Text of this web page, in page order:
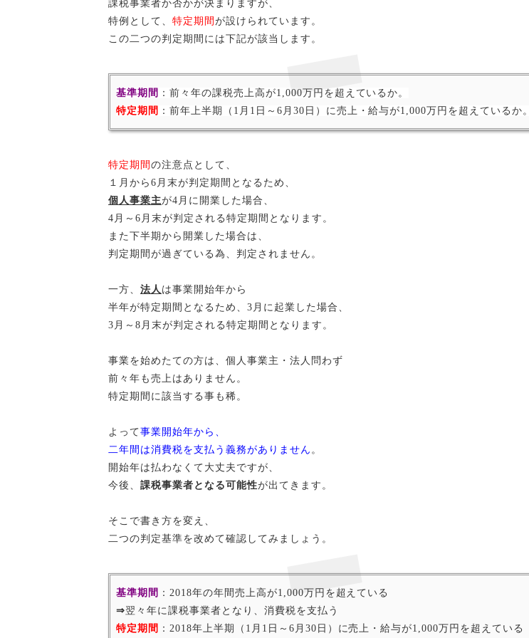
課税事業者か否かが決まりますが、
特例として、 特定期間 が設けられています。
この二つの判定期間には下記が該当します。
基準期間 ：前々年の課税売上高が1,000万円を超えているか。
特定期間 ：前年上半期（1月1日～6月30日）に売上・給与が1,000万円を超えているか。
特定期間 の注意点として、
１月から6月末が判定期間となるため、
個人事業主が4月に開業した場合、
4月～6月末が判定される特定期間となります。
また下半期から開業した場合は、
判定期間が過ぎている為、判定されません。
一方、 法人 は事業開始年から
半年が特定期間となるため、3月に起業した場合、
3月～8月末が判定される特定期間となります。
事業を始めたての方は、個人事業主・法人問わず
前々年も売上はありません。
特定期間に該当する事も稀。
よって事業開始年から、
二年間は消費税を支払う義務がありません 。
開始年は払わなくて大丈夫ですが、
今後、 課税事業者となる可能性が出てきます。
そこで書き方を変え、
二つの判定基準を改めて確認してみましょう。
基準期間 ：2018年の年間売上高が1,000万円を超えている
⇒翌々年に課税事業者となり、消費税を支払う
特定期間 ：2018年上半期（1月1日～6月30日）に売上・給与が1,000万円を超えている